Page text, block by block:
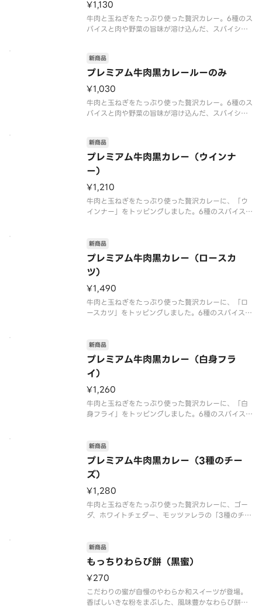
¥1,130
牛肉と玉ねぎをたっぷり使った贅沢カレー。6種のス
パイスと肉や野菜の旨味が溶け込んだ、スパイシー
使うことで深いコクとまろやかさにこだわりまし
た。また、付属の「辛旨カレース
プレミアム牛肉黒カレールーのみ
新商品
¥1,030
牛肉と玉ねぎをたっぷり使った贅沢カレー。6種のス
パイスと肉や野菜の旨味が溶け込んだ、スパイシー
使うことで深いコクとまろやかさにこだわりまし
た。付属の「辛旨カレースパイス
プレミアム牛肉黒カレー（ウインナ
ー）
新商品
¥1,210
牛肉と玉ねぎをたっぷり使った贅沢カレーに、「ウ
インナー」をトッピングしました。6種のスパイスと
と、隠し味にチーズや北海道産生クリームを使うこ
とで深いコクとまろやかさにこだ
プレミアム牛肉黒カレー（ロースカ
ツ）
新商品
¥1,490
牛肉と玉ねぎをたっぷり使った贅沢カレーに、「ロ
ースカツ」をトッピングしました。6種のスパイスと
と、隠し味にチーズや北海道産生クリームを使うこ
とで深いコクとまろやかさにこだ
プレミアム牛肉黒カレー（白身フラ
イ）
新商品
¥1,260
牛肉と玉ねぎをたっぷり使った贅沢カレーに、「白
身フライ」をトッピングしました。6種のスパイスと
と、隠し味にチーズや北海道産生クリームを使うこ
とで深いコクとまろやかさにこだ
プレミアム牛肉黒カレー（3種のチー
ズ）
新商品
¥1,280
牛肉と玉ねぎをたっぷり使った贅沢カレーに、ゴー
ダ、ホワイトチェダー、モッツァレラの「3種のチー
いが特長です。ローストオニオンペーストと、隠し
味にチーズや北海道産生クリ
もっちりわらび餅（黒蜜）
新商品
¥270
こだわりの蜜が自慢のやわらか和スイーツが登場。
香ばしいきな粉をまぶした、風味豊かなわらび餅で